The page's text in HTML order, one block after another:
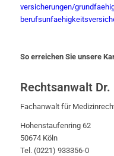
versicherungen/
So erreichen Sie unsere
Rechtsanwalt
Fachanwalt für
Hohenstaufenring 62
50674 Köln
Tel. (0221) 933356-0